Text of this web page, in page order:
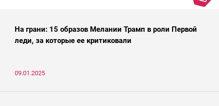
На грани: 15 образов Мелании Трамп в роли Первой
леди, за которые ее критиковали
09.01.2025